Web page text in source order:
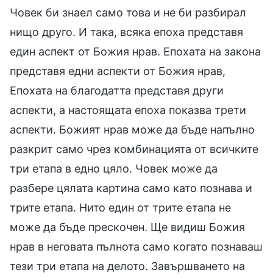
Човек би знаел само това и не би разбирал
нищо друго. И така, всяка епоха представя
един аспект от Божия нрав. Епохата на закона
представя едни аспекти от Божия нрав,
Епохата на благодатта представя други
аспекти, а настоящата епоха показва трети
аспекти. Божият нрав може да бъде напълно
разкрит само чрез комбинацията от всичките
три етапа в едно цяло. Човек може да
разбере цялата картина само като познава и
трите етапа. Нито един от трите етапа не
може да бъде прескочен. Ще видиш Божия
нрав в неговата пълнота само когато познаваш
тези три етапа на делото. Завършването на